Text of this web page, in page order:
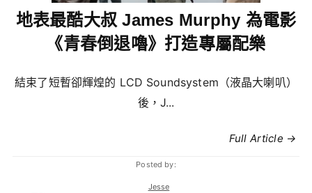
地表最酷大叔 James Murphy 為電影
《青春倒退嚕》打造專屬配樂
結束了短暫卻輝煌的 LCD Soundsystem（液晶大喇叭）
後，J...
Full Article →
Posted by:
Jesse